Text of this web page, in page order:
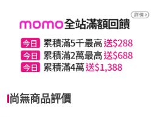
尚無商品評價